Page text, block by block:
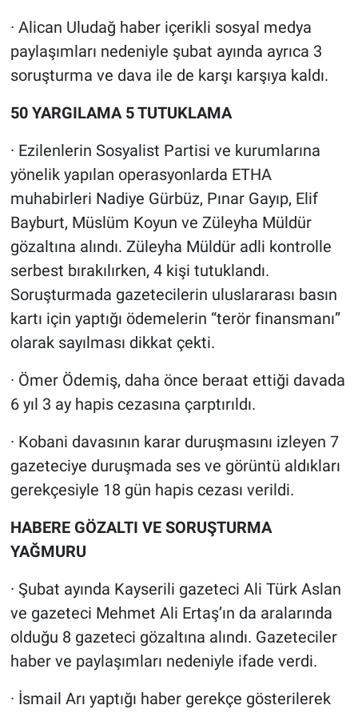
· Alican Uludağ haber içerikli sosyal medya
paylaşımları nedeniyle şubat ayında ayrıca 3
soruşturma ve dava ile de karşı karşıya kaldı.
50 YARGILAMA 5 TUTUKLAMA
· Ezilenlerin Sosyalist Partisi ve kurumlarına
yönelik yapılan operasyonlarda ETHA
muhabirleri Nadiye Gürbüz, Pınar Gayıp, Elif
Bayburt, Müslüm Koyun ve Züleyha Müldür
gözaltına alındı. Züleyha Müldür adli kontrolle
serbest bırakılırken, 4 kişi tutuklandı.
Soruşturmada gazetecilerin uluslararası basın
kartı için yaptığı ödemelerin “terör finansmanı”
olarak sayılması dikkat çekti.
· Ömer Ödemiş, daha önce beraat ettiği davada
6 yıl 3 ay hapis cezasına çarptırıldı.
· Kobani davasının karar duruşmasını izleyen 7
gazeteciye duruşmada ses ve görüntü aldıkları
gerekçesiyle 18 gün hapis cezası verildi.
HABERE GÖZALTI VE SORUŞTURMA
YAĞMURU
· Şubat ayında Kayserili gazeteci Ali Türk Aslan
ve gazeteci Mehmet Ali Ertaş’ın da aralarında
olduğu 8 gazeteci gözaltına alındı. Gazeteciler
haber ve paylaşımları nedeniyle ifade verdi.
· İsmail Arı yaptığı haber gerekçe gösterilerek